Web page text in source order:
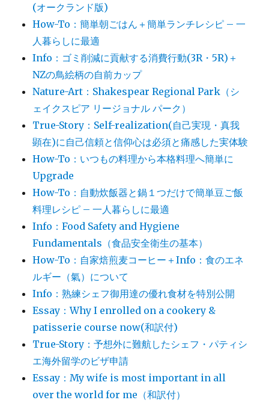
(オークランド版)
How-To：簡単朝ごはん＋簡単ランチレシピ – 一
人暮らしに最適
Info：ゴミ削減に貢献する消費行動(3R・5R)＋
NZの鳥絵柄の自前カップ
Nature-Art：Shakespear Regional Park（シ
ェイクスピア リージョナル パーク）
True-Story：Self-realization(自己実現・真我
顕在)に自己信頼と信仰心は必須と痛感した実体験
How-To：いつもの料理から本格料理へ簡単に
Upgrade
How-To：自動炊飯器と鍋１つだけで簡単豆ご飯
料理レシピ – 一人暮らしに最適
Info：Food Safety and Hygiene
Fundamentals（食品安全衛生の基本）
How-To：自家焙煎麦コーヒー＋Info：食のエネ
ルギー（氣）について
Info：熟練シェフ御用達の優れ食材を特別公開
Essay：Why I enrolled on a cookery &
patisserie course now(和訳付)
True-Story：予想外に難航したシェフ・パティシ
エ海外留学のビザ申請
Essay：My wife is most important in all
over the world for me（和訳付）